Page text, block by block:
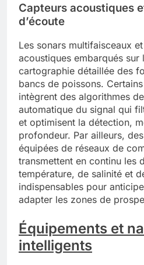
Capteurs acoustiques
d’écoute
Les sonars multifaisceaux
acoustiques embarqués
cartographie détaillée des
bancs de poissons.
intègrent des algorithmes
automatique du signal qui
et optimisent la détection,
profondeur. Par ailleurs,
équipées de réseaux de
transmettent en continu les
température, de salinité et
indispensables pour
adapter les zones de
Équipements et
intelligents